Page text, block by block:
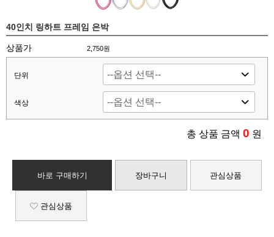
40인치 링하트 프레임 은박
상품가 2,750원
단위
색상
총 상품 금액 0 원
바로 구매하기 장바구니 관심상품
관심상품